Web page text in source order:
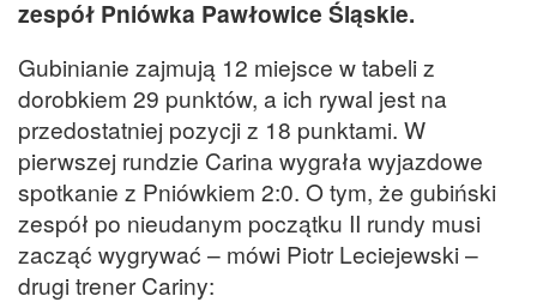
zespół Pniówka Pawłowice Śląskie.
Gubinianie zajmują 12 miejsce w tabeli z
dorobkiem 29 punktów, a ich rywal jest na
przedostatniej pozycji z 18 punktami. W
pierwszej rundzie Carina wygrała wyjazdowe
spotkanie z Pniówkiem 2:0. O tym, że gubiński
zespół po nieudanym początku II rundy musi
zacząć wygrywać – mówi Piotr Leciejewski –
drugi trener Cariny: